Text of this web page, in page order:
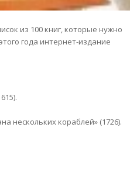
из 100 книг, которые нужно
года интернет-издание
нескольких кораблей» (1726).